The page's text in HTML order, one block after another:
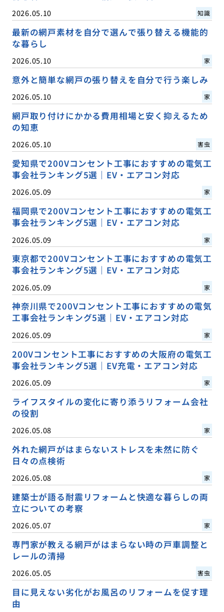
2026.05.10 知識
最新の網戸素材を自分で選んで張り替える機能的
な暮らし
2026.05.10 家
意外と簡単な網戸の張り替えを自分で行う楽しみ
2026.05.10 家
網戸取り付けにかかる費用相場と安く抑えるため
の知恵
2026.05.10 害虫
愛知県で200Vコンセント工事におすすめの電気工
事会社ランキング5選｜EV・エアコン対応
2026.05.09 家
福岡県で200Vコンセント工事におすすめの電気工
事会社ランキング5選｜EV・エアコン対応
2026.05.09 家
東京都で200Vコンセント工事におすすめの電気工
事会社ランキング5選｜EV・エアコン対応
2026.05.09 家
神奈川県で200Vコンセント工事におすすめの電気
工事会社ランキング5選｜EV・エアコン対応
2026.05.09 家
200Vコンセント工事におすすめの大阪府の電気工
事会社ランキング5選｜EV充電・エアコン対応
2026.05.09 家
ライフスタイルの変化に寄り添うリフォーム会社
の役割
2026.05.08 家
外れた網戸がはまらないストレスを未然に防ぐ
日々の点検術
2026.05.08 家
建築士が語る耐震リフォームと快適な暮らしの両
立についての考察
2026.05.07 家
専門家が教える網戸がはまらない時の戸車調整と
レールの清掃
2026.05.05 害虫
目に見えない劣化がお風呂のリフォームを促す理
由